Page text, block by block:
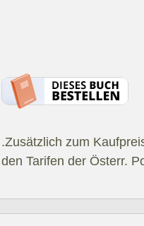
.Zusätzlich zum
den Tarifen der Österr.